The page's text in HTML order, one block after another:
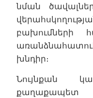
նման
բախումների
խնդիր։
Նույնքան
քաղաքապետ